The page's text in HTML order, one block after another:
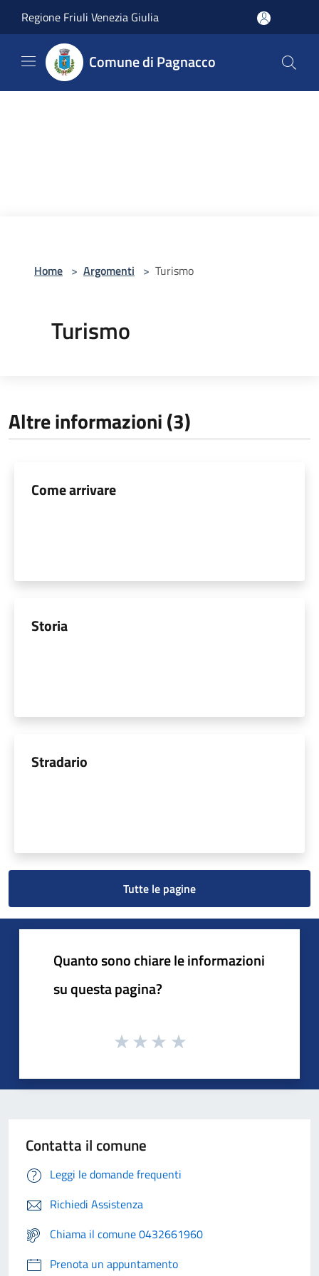
Regione Friuli Venezia Giulia
Comune di Pagnacco
Home > Argomenti > Turismo
Turismo
Altre informazioni (3)
Come arrivare
Storia
Stradario
Tutte le pagine
Quanto sono chiare le informazioni
su questa pagina?
Contatta il comune
Leggi le domande frequenti
Richiedi Assistenza
Chiama il comune 0432661960
Prenota un appuntamento